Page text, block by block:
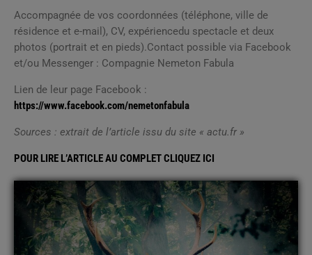
Accompagnée de vos coordonnées (téléphone, ville de
résidence et e-mail), CV, expériencedu spectacle et deux
photos (portrait et en pieds).Contact possible via Facebook
et/ou Messenger : Compagnie Nemeton Fabula
Lien de leur page Facebook :
https://www.facebook.com/nemetonfabula
Sources : extrait de l’article issu du site « actu.fr »
POUR LIRE L’ARTICLE AU COMPLET CLIQUEZ ICI